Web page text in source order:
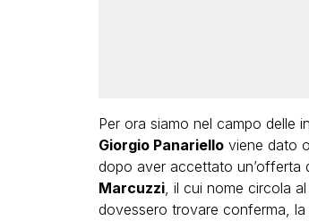
Per ora siamo nel campo delle
Giorgio Panarielloviene dato
dopo aver accettato un’offerta
Marcuzzi, il cui nome circola
dovessero trovare conferma,